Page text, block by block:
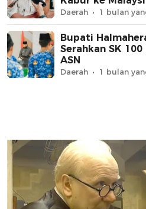
Daerah 1 bulan
Bupati
Serahkan SK
ASN
Daerah 1 bulan